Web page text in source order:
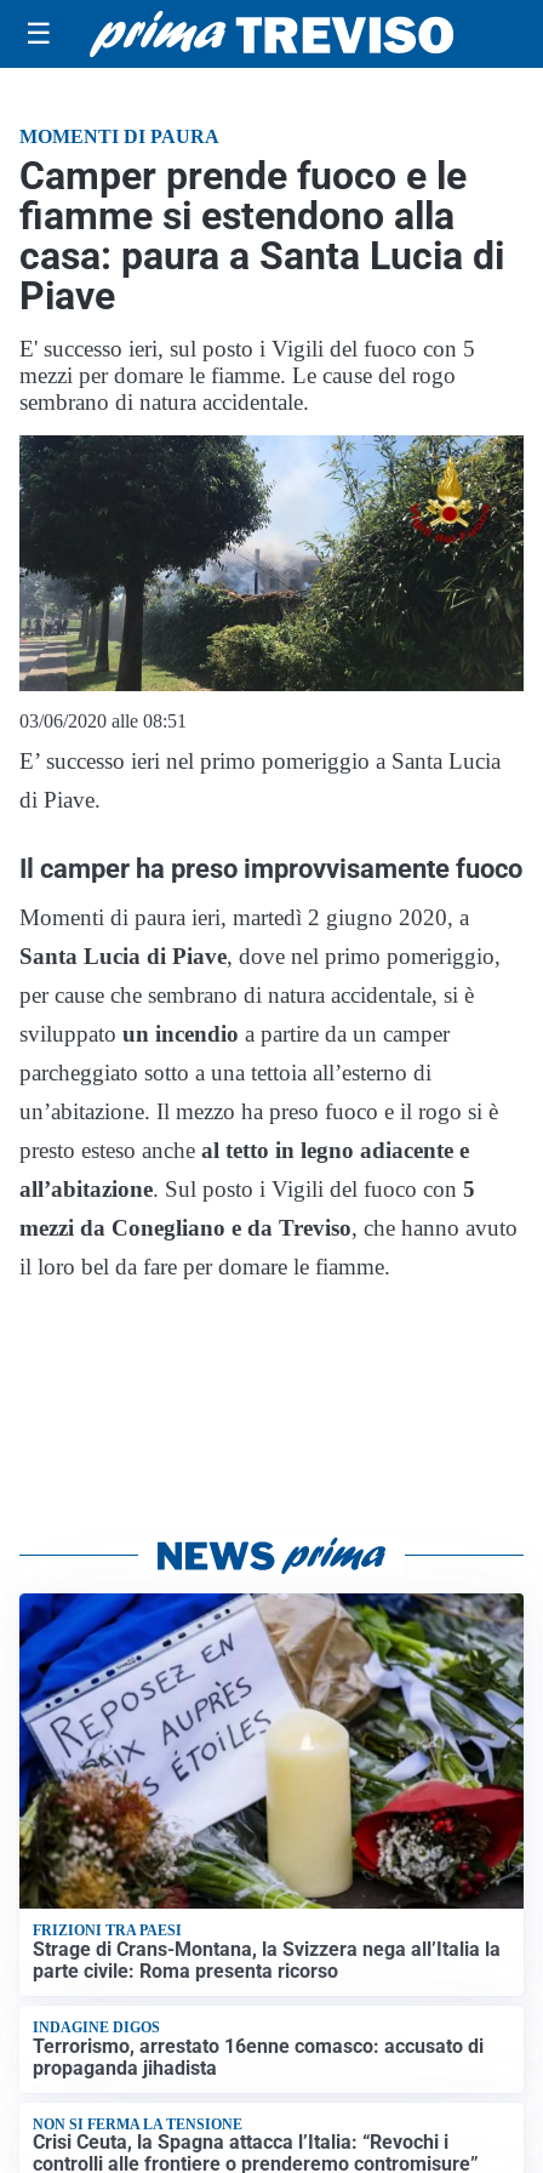
☰
MOMENTI DI PAURA
Camper prende fuoco e le
fiamme si estendono alla
casa: paura a Santa Lucia di
Piave
E' successo ieri, sul posto i Vigili del fuoco con 5
mezzi per domare le fiamme. Le cause del rogo
sembrano di natura accidentale.
03/06/2020 alle 08:51
E’ successo ieri nel primo pomeriggio a Santa Lucia
di Piave.
Il camper ha preso improvvisamente fuoco
Momenti di paura ieri, martedì 2 giugno 2020, a
Santa Lucia di Piave, dove nel primo pomeriggio,
per cause che sembrano di natura accidentale, si è
sviluppato un incendio a partire da un camper
parcheggiato sotto a una tettoia all’esterno di
un’abitazione. Il mezzo ha preso fuoco e il rogo si è
presto esteso anche al tetto in legno adiacente e
all’abitazione. Sul posto i Vigili del fuoco con 5
mezzi da Conegliano e da Treviso, che hanno avuto
il loro bel da fare per domare le fiamme.
FRIZIONI TRA PAESI
Strage di Crans-Montana, la Svizzera nega all’Italia la
parte civile: Roma presenta ricorso
INDAGINE DIGOS
Terrorismo, arrestato 16enne comasco: accusato di
propaganda jihadista
NON SI FERMA LA TENSIONE
Crisi Ceuta, la Spagna attacca l’Italia: “Revochi i
controlli alle frontiere o prenderemo contromisure”